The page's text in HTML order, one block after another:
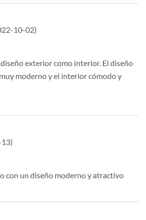
10-02)
exterior como interior. El diseño
moderno y el interior cómodo y
con un diseño moderno y atractivo